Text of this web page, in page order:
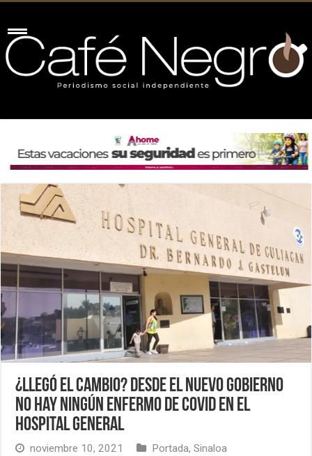
¿Llegó el cambio? Desde el nuevo gobierno
no hay ningún enfermo de Covid en el
Hospital General
noviembre 10, 2021 Portada,Sinaloa